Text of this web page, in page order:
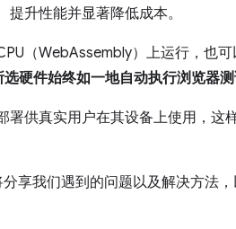
升性能并显著降低成本。
（WebAssembly）上运行，也
硬件始终如一地自动执行浏览器测
供真实用户在其设备上使用，这
享我们遇到的问题以及解决方法